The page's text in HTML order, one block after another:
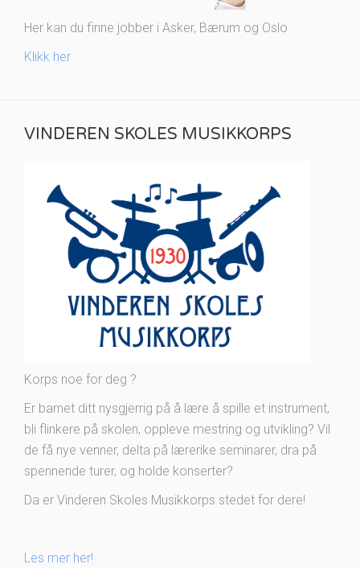
Her kan du finne jobber i Asker, Bærum og Oslo
Klikk her
VINDEREN SKOLES MUSIKKORPS
Korps noe for deg ?
Er barnet ditt nysgjerrig på å lære å spille et instrument,
bli flinkere på skolen, oppleve mestring og utvikling? Vil
de få nye venner, delta på lærerike seminarer, dra på
spennende turer, og holde konserter?
Da er Vinderen Skoles Musikkorps stedet for dere!
Les mer her!